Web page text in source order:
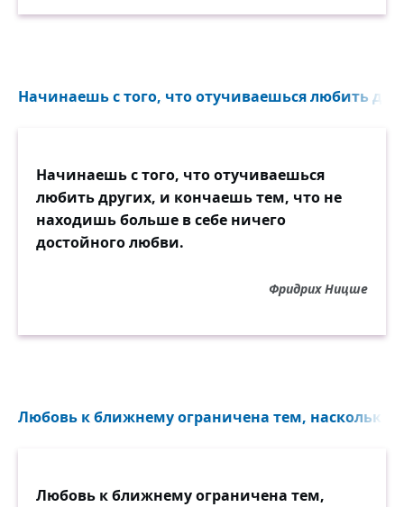
Начинаешь с того, что отучиваешься любить
Начинаешь с того, что отучиваешься
любить других, и кончаешь тем, что не
находишь больше в себе ничего
достойного любви.
Фридрих Ницше
Любовь к ближнему ограничена тем, насколько
Любовь к ближнему ограничена тем,